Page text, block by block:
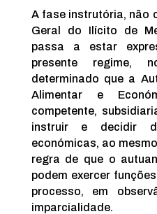
A fase instrutória, não
Geral do Ilícito de
passa a estar
presente regime,
determinado que a
Alimentar e
competente,
instruir e decidir
económicas, ao
regra de que o
podem exercer
processo, em
imparcialidade.